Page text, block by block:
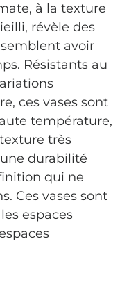
à la texture
révèle des
avoir
Résistants au
ces vases sont
température,
très
durabilité
qui ne
Ces vases sont
espaces